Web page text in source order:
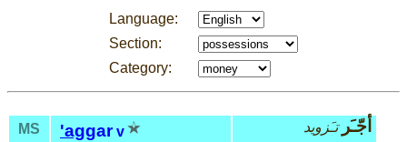
Language:
Section:
Category:
MS 'aggar v أجّـَر تـَزويد